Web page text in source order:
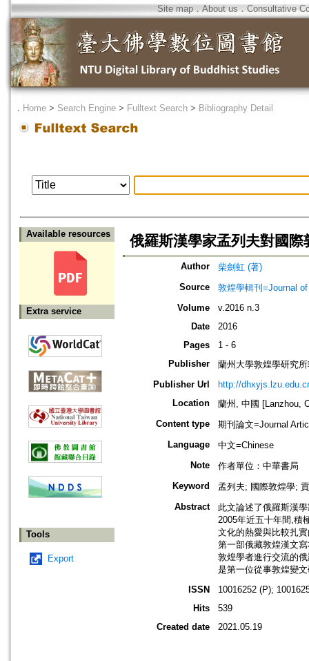
Site map．About us ． Consultative
． Home > Search Engine > Fulltext Search > Bibliography Detail
Available resources
Extra service
Tools
Export
俄羅斯漢學家孟列夫對國際
Author
柴劍虹 (著)
Source
敦煌學輯刊=Journal
Volume
v.2016 n.3
Date
2016
Pages
1 - 6
Publisher
蘭州大學敦煌學研究
Publisher Url
http://
Location
蘭州, 中國 [Lanzhou,
Content type
期刊論文=Journal
Language
中文=Chinese
Note
作者單位：中華書局
Keyword
孟列夫; 國際敦煌學;
Abstract
此文論述了俄羅斯漢
2005年近五十年間,積
文化的熱愛與比較扎
第一部俄藏敦煌漢文
敦煌學者進行交流的
是第一位從事敦煌變
ISSN
10016252 (P);
Hits
539
Created date
2021.05.19